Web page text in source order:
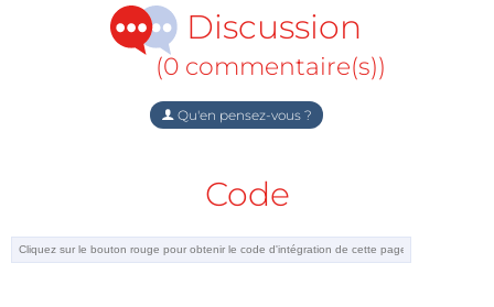
Discussion
(0 commentaire(s))
Qu'en pensez-vous ?
Code